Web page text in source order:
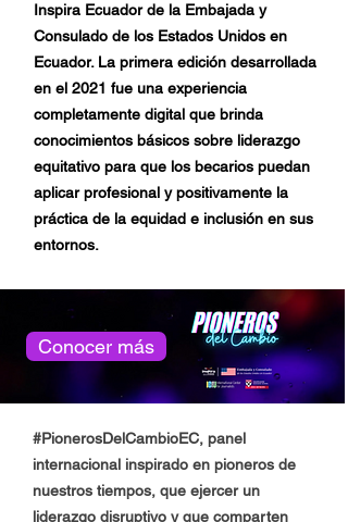
Inspira Ecuador de la Embajada y
Consulado de los Estados Unidos en
Ecuador. La primera edición desarrollada
en el 2021 fue una experiencia
completamente digital que brinda
conocimientos básicos sobre liderazgo
equitativo para que los becarios puedan
aplicar profesional y positivamente la
práctica de la equidad e inclusión en sus
entornos.
Conocer más
#PionerosDelCambioEC, panel
internacional inspirado en pioneros de
nuestros tiempos, que ejercer un
liderazgo disruptivo y que comparten